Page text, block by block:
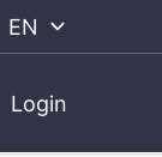
EN
Login